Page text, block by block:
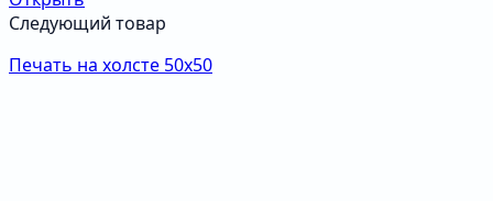
Следующий товар
Печать на холсте 50х50